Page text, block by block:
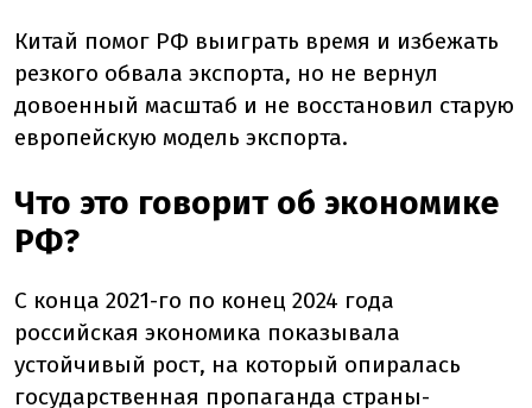
Китай помог РФ выиграть время и избежать
резкого обвала экспорта, но не вернул
довоенный масштаб и не восстановил старую
европейскую модель экспорта.
Что это говорит об экономике
РФ?
С конца 2021-го по конец 2024 года
российская экономика показывала
устойчивый рост, на который опиралась
государственная пропаганда страны-